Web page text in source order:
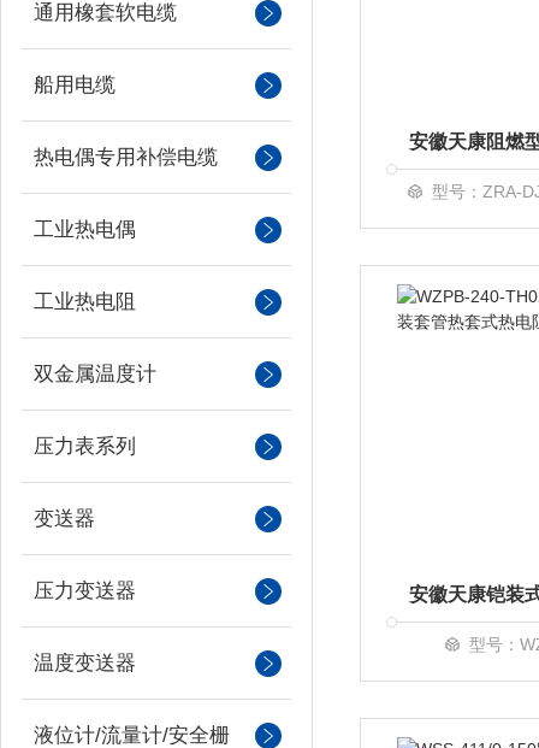
通用橡套软电缆
船用电缆
热电偶专用补偿电缆
工业热电偶
工业热电阻
双金属温度计
压力表系列
变送器
压力变送器
温度变送器
液位计/流量计/安全栅
型号：ZRA-
型号：